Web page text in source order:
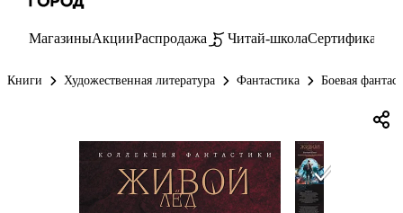
МагазиныАкцииРаспродажа Читай-школаСертификаты
Книги Художественная литература Фантастика Боевая